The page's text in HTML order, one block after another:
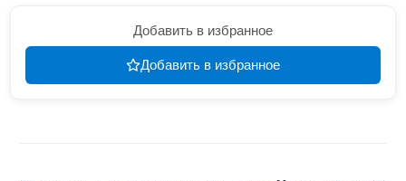
Добавить в избранное
Добавить в избранное